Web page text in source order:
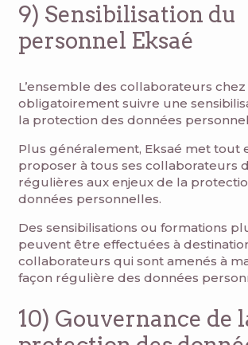
9) Sensibilisation du
personnel Eksaé
L’ensemble des collaborateurs
obligatoirement suivre une
la protection des données
Plus généralement, Eksaé met
proposer à tous ses collaborateurs
régulières aux enjeux de la
données personnelles.
Des sensibilisations ou formations
peuvent être effectuées à
collaborateurs qui sont amenés à
façon régulière des données
10) Gouvernance de